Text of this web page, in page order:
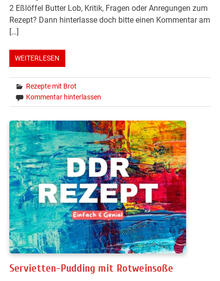
2 Eßlöffel Butter Lob, Kritik, Fragen oder Anregungen zum
Rezept? Dann hinterlasse doch bitte einen Kommentar am
[…]
WEITERLESEN
Rezepte mit Brot
Kommentar hinterlassen
Servietten-Pudding mit Rotweinsoße